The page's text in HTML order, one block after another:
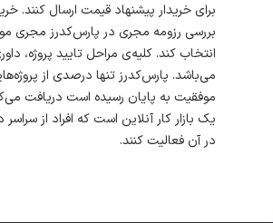
برای خریدار پیشنهاد قیمت ارسال کنند.
بررسی رزومه مجری در پارس‌کدرز مجری
انتخاب کند. کلیه‌ی مراحل تایید پروژه،
می‌باشد. پارس‌کدرز تنها درصدی از
موفقیت به پایان رسیده است دریافت
یک بازار کار آنلاین است که افراد از سراسر
در آن فعالیت کنند.